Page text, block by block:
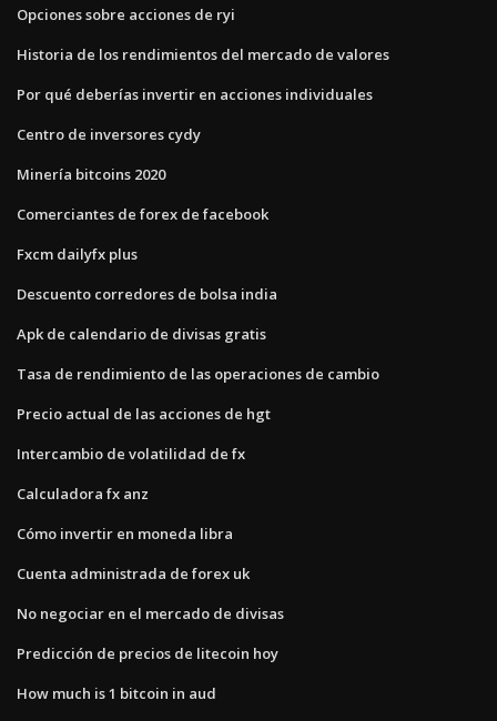
Opciones sobre acciones de ryi
Historia de los rendimientos del mercado de valores
Por qué deberías invertir en acciones individuales
Centro de inversores cydy
Minería bitcoins 2020
Comerciantes de forex de facebook
Fxcm dailyfx plus
Descuento corredores de bolsa india
Apk de calendario de divisas gratis
Tasa de rendimiento de las operaciones de cambio
Precio actual de las acciones de hgt
Intercambio de volatilidad de fx
Calculadora fx anz
Cómo invertir en moneda libra
Cuenta administrada de forex uk
No negociar en el mercado de divisas
Predicción de precios de litecoin hoy
How much is 1 bitcoin in aud